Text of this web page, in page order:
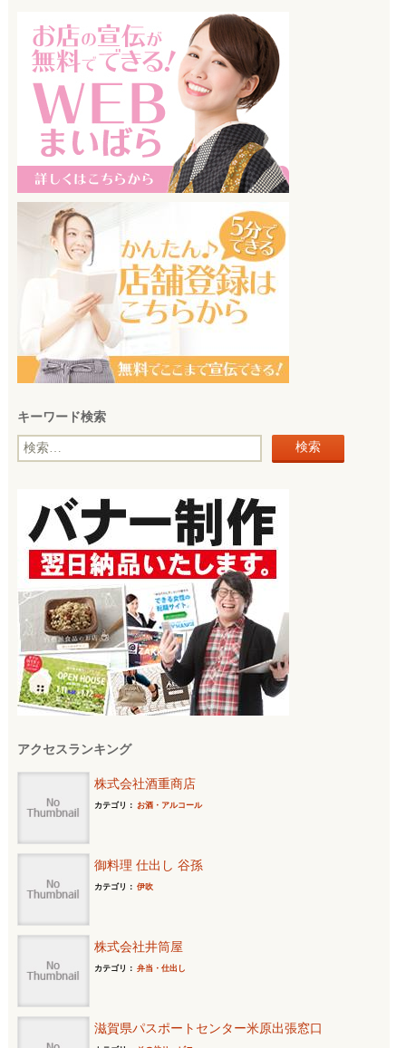
キーワード検索
検
アクセスランキング
株式会社酒重商店
カテゴリ： お酒・アルコール
御料理 仕出し 谷孫
カテゴリ： 伊吹
株式会社井筒屋
カテゴリ： 弁当・仕出し
滋賀県パスポートセンター米原出張窓口